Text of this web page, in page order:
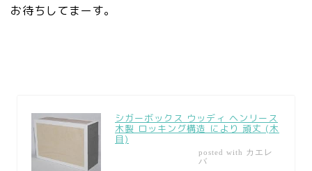
お待ちしてまーす。
シガーボックス ウッディ ヘンリース
木製 ロッキング構造 により 頑丈 (木
目)
posted with カエレ
バ